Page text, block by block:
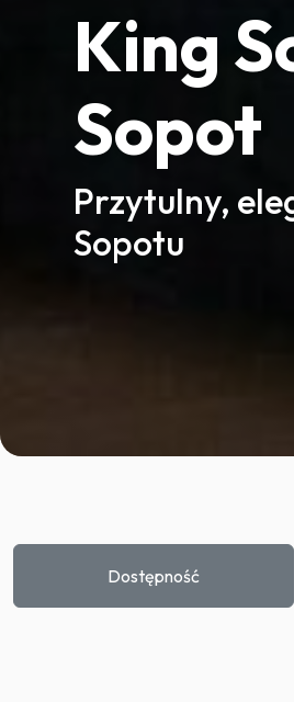
King
Sopot
Przytulny,
Sopotu
Dostępność